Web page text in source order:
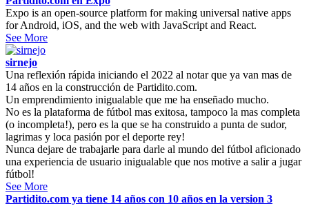
Expo is an open-source platform for making universal native apps
for Android, iOS, and the web with JavaScript and React.
See More
sirnejo
Una reflexión rápida iniciando el 2022 al notar que ya van mas de
14 años en la construcción de Partidito.com.
Un emprendimiento inigualable que me ha enseñado mucho.
No es la plataforma de fútbol mas exitosa, tampoco la mas completa
(o incompleta!), pero es la que se ha construido a punta de sudor,
lagrimas y loca pasión por el deporte rey!
Nunca dejare de trabajarle para darle al mundo del fútbol aficionado
una experiencia de usuario inigualable que nos motive a salir a jugar
fútbol!
See More
Partidito.com ya tiene 14 años con 10 años en la version 3